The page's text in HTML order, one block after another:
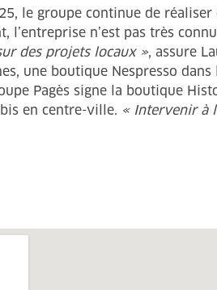
le groupe continue de réaliser
n’est pas très
des projets locaux », assure
une boutique Nespresso dans
Pagès signe la boutique
en centre-ville. « Intervenir à